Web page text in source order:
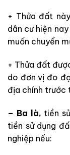
+ Thửa đất
dân cư hiện
muốn chuyển
+ Thửa đất
do đơn vị đo
địa chính
– Ba là, tiền
tiền sử dụng
nghiệp nếu: